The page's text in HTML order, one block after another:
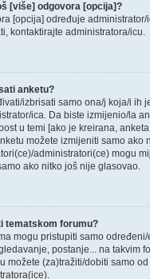
[više] odgovora [opcija]?
[opcija] određuje administrator/
kontaktirajte administratora/icu.
anketu?
izbrisati samo ona/j koja/i ih
ica. Da biste izmijenio/la
u temi [ako je kreirana,
možete izmijeniti samo ako
administratori(ce) mogu
ako nitko još nije glasovao.
tematskom forumu?
mogu pristupiti samo
postanje... na takvim
možete (za)tražiti/dobiti samo od